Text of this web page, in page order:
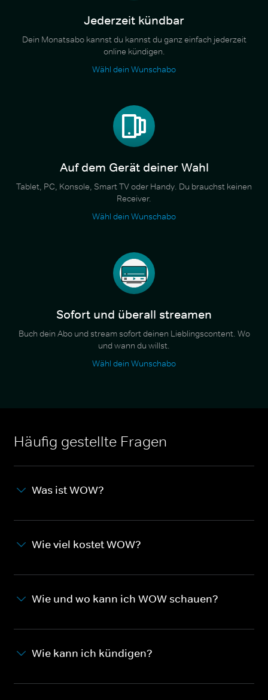
Jederzeit kündbar
Dein Monatsabo kannst du kannst du ganz einfach jederzeit
online kündigen.
Wähl dein Wunschabo
Auf dem Gerät deiner Wahl
Tablet, PC, Konsole, Smart TV oder Handy. Du brauchst keinen
Receiver.
Wähl dein Wunschabo
Sofort und überall streamen
Buch dein Abo und stream sofort deinen Lieblingscontent. Wo
und wann du willst.
Wähl dein Wunschabo
Häufig gestellte Fragen
Was ist WOW?
Wie viel kostet WOW?
Wie und wo kann ich WOW schauen?
Wie kann ich kündigen?